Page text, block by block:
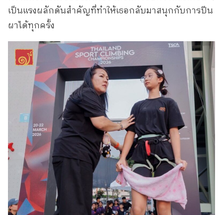
เป็นแรงผลักดันสำคัญที่ทำให้เธอกลับมาสนุกกับการปีน
ผาได้ทุกครั้ง